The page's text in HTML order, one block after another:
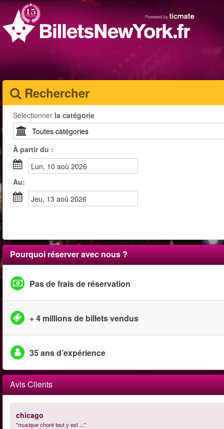
Rechercher
Sélectionner la catégorie
À partir du :
lun, 10 aoû 2026
Au:
jeu, 13 aoû 2026
Pourquoi réserver avec nous ?
Pas de frais de réservation
+ 4 millions de billets vendus
35 ans d’expérience
Avis Clients
chicago
"musique choré tout y est ..."